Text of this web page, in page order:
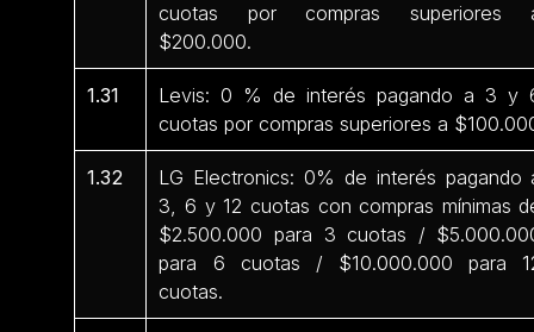
cuotas por compras superiores
$200.000.
1.31
Levis: 0 % de interés pagando a 3 y
cuotas por compras superiores a
1.32
LG Electronics: 0% de interés pagando
3, 6 y 12 cuotas con compras mínimas
$2.500.000 para 3 cuotas /
para 6 cuotas / $10.000.000 para
cuotas.